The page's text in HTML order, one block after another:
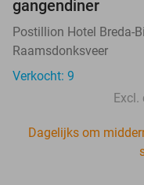
gangendiner
Postillion Hotel Breda-
Raamsdonksveer
Verkocht: 9
Excl.
Dagelijks om